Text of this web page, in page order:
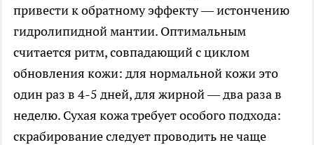
привести к обратному эффекту — истончению
гидролипидной мантии. Оптимальным
считается ритм, совпадающий с циклом
обновления кожи: для нормальной кожи это
один раз в 4-5 дней, для жирной — два раза в
неделю. Сухая кожа требует особого подхода:
скрабирование следует проводить не чаще